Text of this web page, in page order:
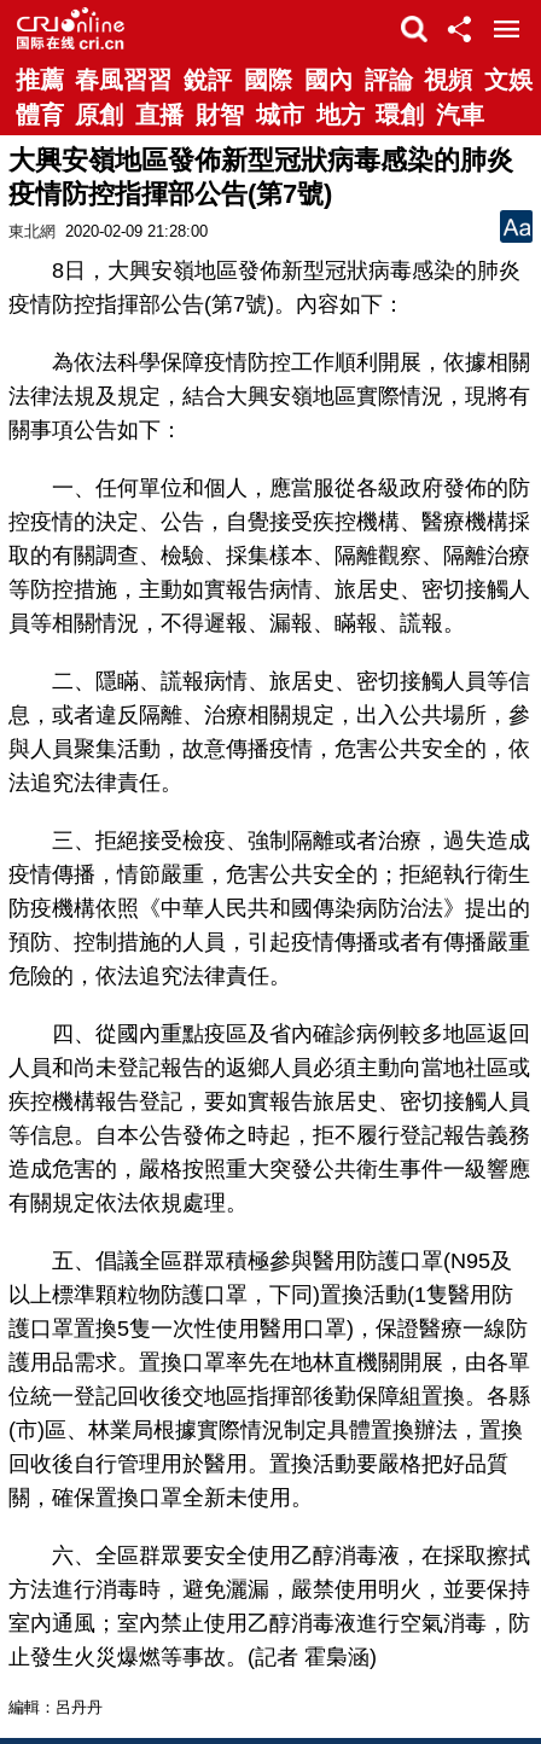
推薦 春風習習 銳評 國際 國內 評論 視頻 文娛
體育 原創 直播 財智 城市 地方 環創 汽車
大興安嶺地區發佈新型冠狀病毒感染的肺炎
疫情防控指揮部公告(第7號)
東北網 2020-02-09 21:28:00
8日，大興安嶺地區發佈新型冠狀病毒感染的肺炎
疫情防控指揮部公告(第7號)。內容如下：
為依法科學保障疫情防控工作順利開展，依據相關
法律法規及規定，結合大興安嶺地區實際情況，現將有
關事項公告如下：
一、任何單位和個人，應當服從各級政府發佈的防
控疫情的決定、公告，自覺接受疾控機構、醫療機構採
取的有關調查、檢驗、採集樣本、隔離觀察、隔離治療
等防控措施，主動如實報告病情、旅居史、密切接觸人
員等相關情況，不得遲報、漏報、瞞報、謊報。
二、隱瞞、謊報病情、旅居史、密切接觸人員等信
息，或者違反隔離、治療相關規定，出入公共場所，參
與人員聚集活動，故意傳播疫情，危害公共安全的，依
法追究法律責任。
三、拒絕接受檢疫、強制隔離或者治療，過失造成
疫情傳播，情節嚴重，危害公共安全的；拒絕執行衛生
防疫機構依照《中華人民共和國傳染病防治法》提出的
預防、控制措施的人員，引起疫情傳播或者有傳播嚴重
危險的，依法追究法律責任。
四、從國內重點疫區及省內確診病例較多地區返回
人員和尚未登記報告的返鄉人員必須主動向當地社區或
疾控機構報告登記，要如實報告旅居史、密切接觸人員
等信息。自本公告發佈之時起，拒不履行登記報告義務
造成危害的，嚴格按照重大突發公共衛生事件一級響應
有關規定依法依規處理。
五、倡議全區群眾積極參與醫用防護口罩(N95及
以上標準顆粒物防護口罩，下同)置換活動(1隻醫用防
護口罩置換5隻一次性使用醫用口罩)，保證醫療一線防
護用品需求。置換口罩率先在地林直機關開展，由各單
位統一登記回收後交地區指揮部後勤保障組置換。各縣
(市)區、林業局根據實際情況制定具體置換辦法，置換
回收後自行管理用於醫用。置換活動要嚴格把好品質
關，確保置換口罩全新未使用。
六、全區群眾要安全使用乙醇消毒液，在採取擦拭
方法進行消毒時，避免灑漏，嚴禁使用明火，並要保持
室內通風；室內禁止使用乙醇消毒液進行空氣消毒，防
止發生火災爆燃等事故。(記者 霍梟涵)
編輯：呂丹丹